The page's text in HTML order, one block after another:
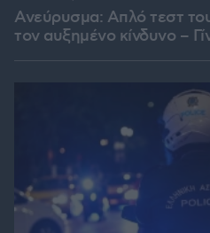
Ανεύρυσμα: Απλό τεστ
τον αυξημένο κίνδυνο –